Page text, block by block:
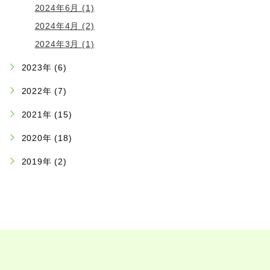
2024年6月 (1)
2024年4月 (2)
2024年3月 (1)
2023年 (6)
2022年 (7)
2021年 (15)
2020年 (18)
2019年 (2)